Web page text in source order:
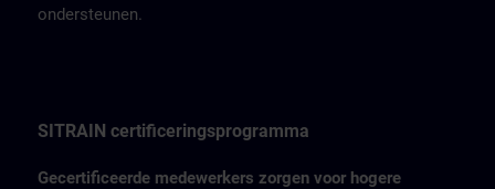
ondersteunen.
SITRAIN certificeringsprogramma
Gecertificeerde medewerkers zorgen voor hogere